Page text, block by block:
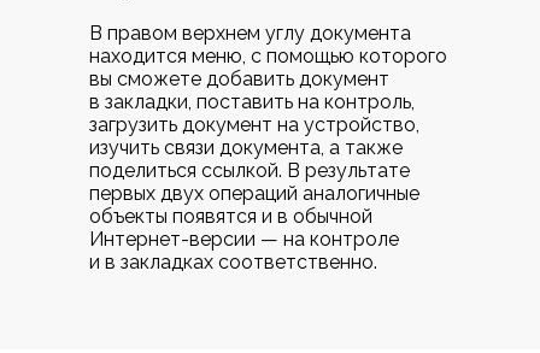
В правом верхнем углу документа
находится меню, с помощью которого
вы сможете добавить документ
в закладки, поставить на контроль,
загрузить документ на устройство,
изучить связи документа, а также
поделиться ссылкой. В результате
первых двух операций аналогичные
объекты появятся и в обычной
Интернет-версии — на контроле
и в закладках соответственно.